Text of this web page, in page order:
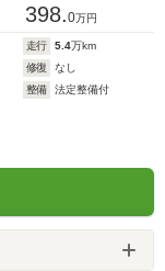
398.0万円
走行 5.4万km
修復
なし
整備
法定整備付